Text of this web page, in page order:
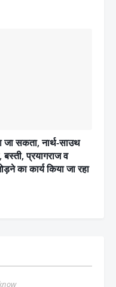
सकता, नार्थ-साउथ
बस्ती, प्रयागराज व
का कार्य किया जा रहा